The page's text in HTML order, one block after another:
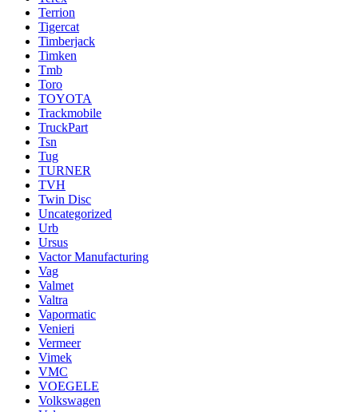
Terrion
Tigercat
Timberjack
Timken
Tmb
Toro
TOYOTA
Trackmobile
TruckPart
Tsn
Tug
TURNER
TVH
Twin Disc
Uncategorized
Urb
Ursus
Vactor Manufacturing
Vag
Valmet
Valtra
Vapormatic
Venieri
Vermeer
Vimek
VMC
VOEGELE
Volkswagen